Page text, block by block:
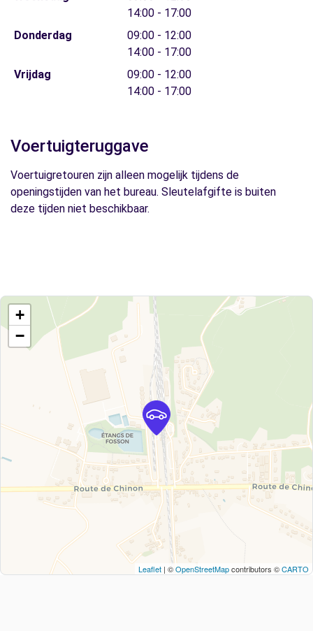
14:00 - 17:00
Donderdag
09:00 - 12:00
14:00 - 17:00
Vrijdag
09:00 - 12:00
14:00 - 17:00
Voertuigteruggave
Voertuigretouren zijn alleen mogelijk tijdens de
openingstijden van het bureau. Sleutelafgifte is buiten
deze tijden niet beschikbaar.
+
−
Leaflet | ©OpenStreetMapcontributors ©CARTO